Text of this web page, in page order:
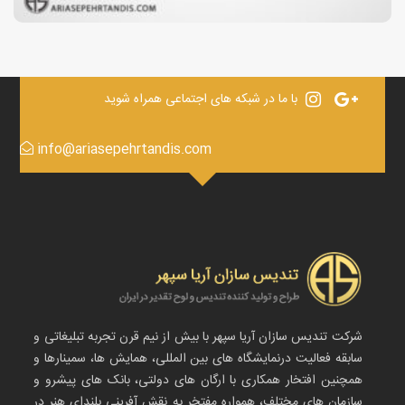
با ما در شبکه های اجتماعی همراه شوید
info@ariasepehrtandis.com
شرکت تندیس سازان آریا سپهر با بیش از نیم قرن تجربه تبلیغاتی و
سابقه فعالیت درنمایشگاه های بین المللی، همایش ها، سمینارها و
همچنین افتخار همکاری با ارگان های دولتی، بانک های پیشرو و